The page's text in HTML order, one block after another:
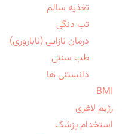
تغذیه سالم
تب دنگی
درمان نازایی (ناباروری)
طب سنتی
دانستنی ها
BMI
رژیم لاغری
استخدام پزشک